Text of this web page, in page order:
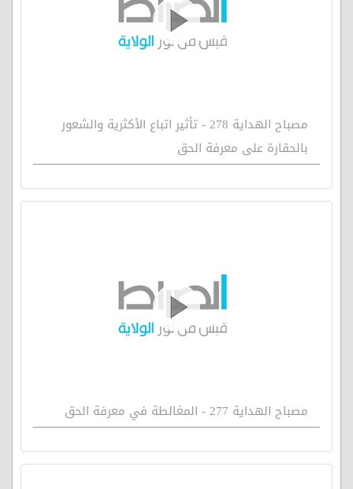
مصباح الهداية 278 - تأثير اتباع الأكثرية والشعور
بالحقارة على معرفة الحق
مصباح الهداية 277 - المغالطة في معرفة الحق